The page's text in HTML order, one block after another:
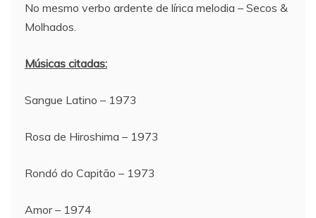
No mesmo verbo ardente de lírica melodia – Secos &
Molhados.
Músicas citadas:
Sangue Latino – 1973
Rosa de Hiroshima – 1973
Rondó do Capitão – 1973
Amor – 1974